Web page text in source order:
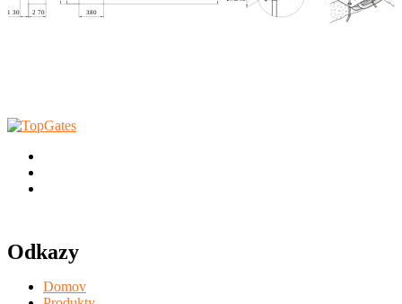
Odkazy
Domov